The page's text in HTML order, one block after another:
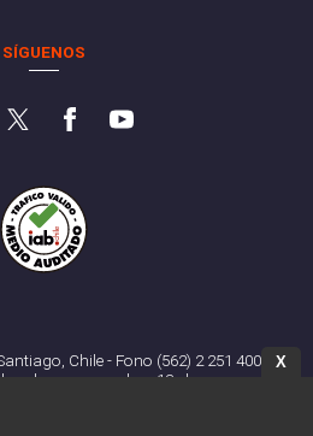
SÍGUENOS
Chile - Fono (562) 2 251 4000
reservados. 13.cl
X